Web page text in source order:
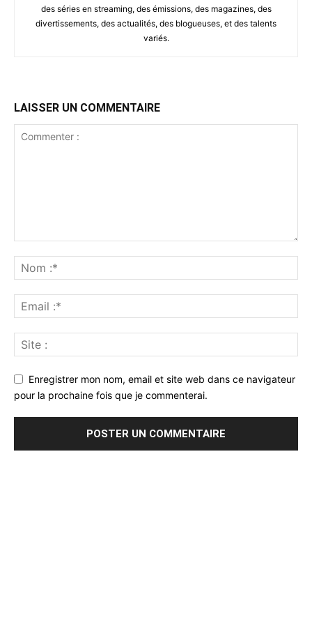
des séries en streaming, des émissions, des magazines, des
divertissements, des actualités, des blogueuses, et des talents
variés.
LAISSER UN COMMENTAIRE
Enregistrer mon nom, email et site web dans ce navigateur
pour la prochaine fois que je commenterai.